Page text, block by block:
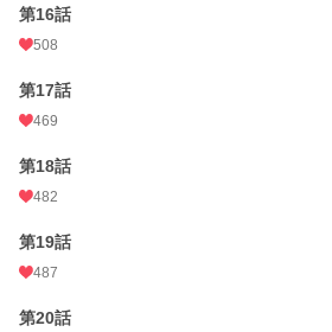
第16話
508
第17話
469
第18話
482
第19話
487
第20話